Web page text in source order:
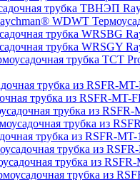
трубка ТВНЭП
трубка WRSBG
трубка WRSGY
трубка TCT
трубка из RSFR-
трубка из RSFR-MT-
трубка из
трубка из
трубка из RSFR-MT-
трубка из
трубка из
трубка из